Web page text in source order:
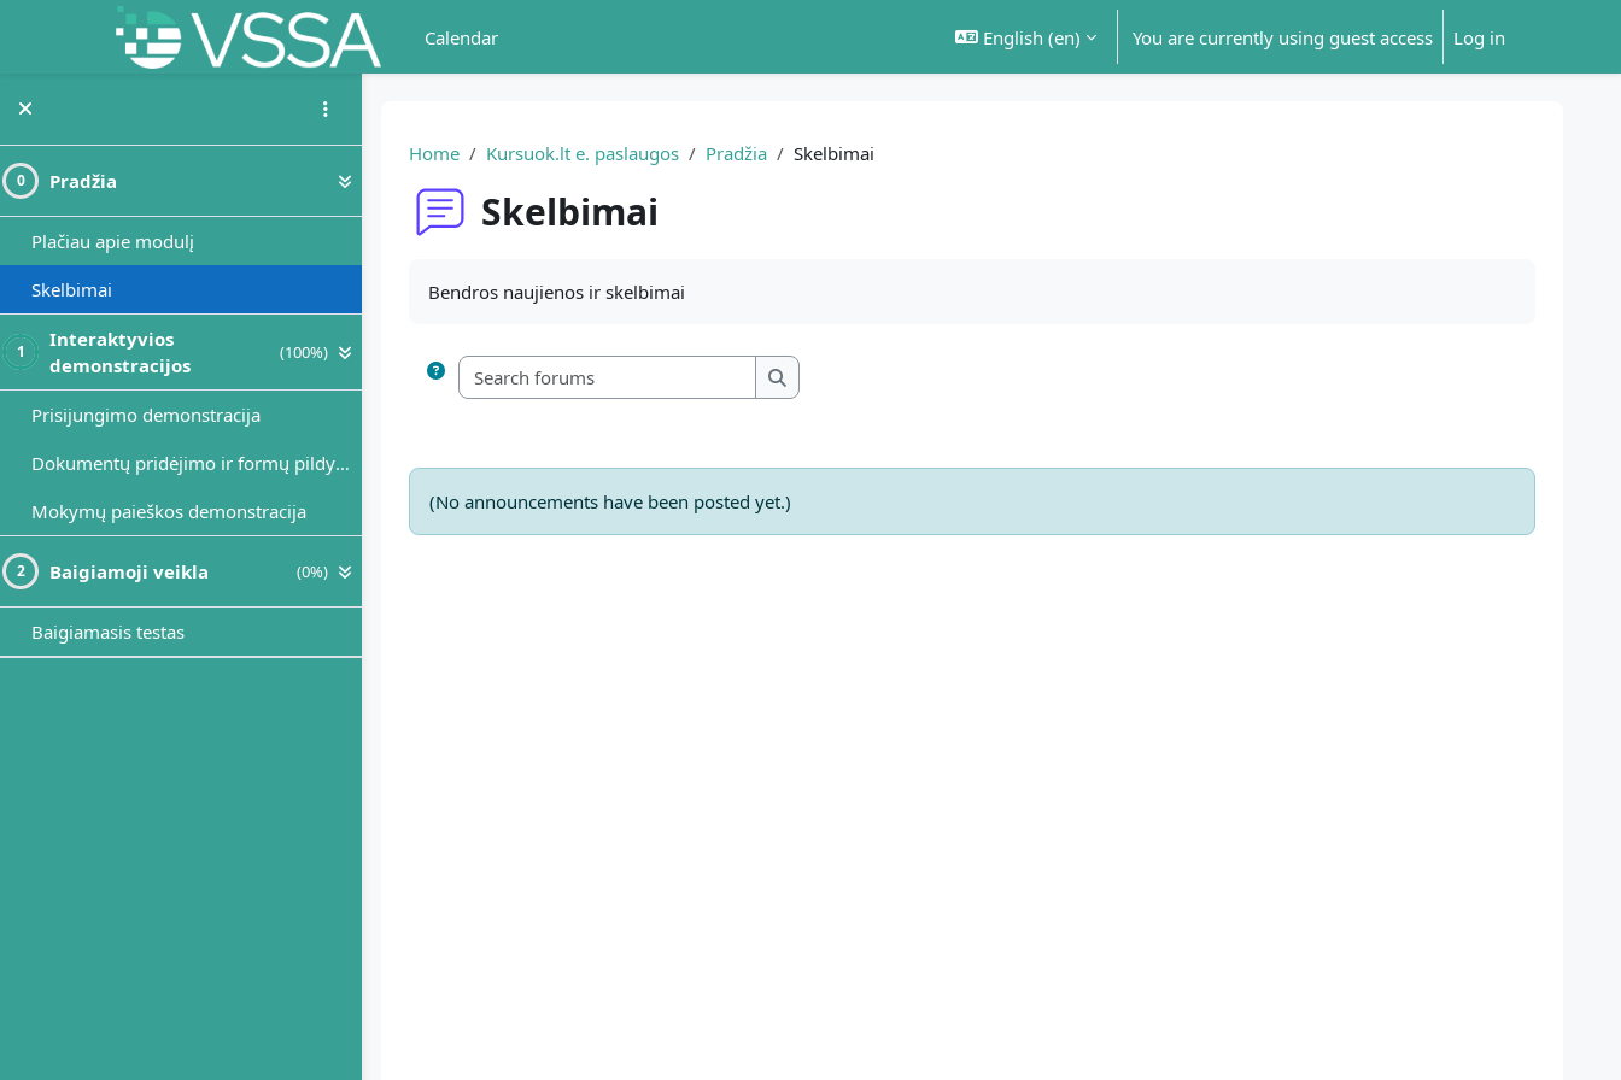
Skip to main content
Calendar
English ‎(en)‎ You are currently using guest access Log in
0 Pradžia
Plačiau apie modulį
Skelbimai
1
Interaktyvios
demonstracijos
(100%)
Prisijungimo demonstracija
Dokumentų pridėjimo ir formų pildymo demonstracija
Mokymų paieškos demonstracija
2 Baigiamoji veikla (0%)
Baigiamasis testas
Home Kursuok.lt e. paslaugos Pradžia Skelbimai
Skelbimai
Bendros naujienos ir skelbimai
Search forums
Search forums
(No announcements have been posted yet.)